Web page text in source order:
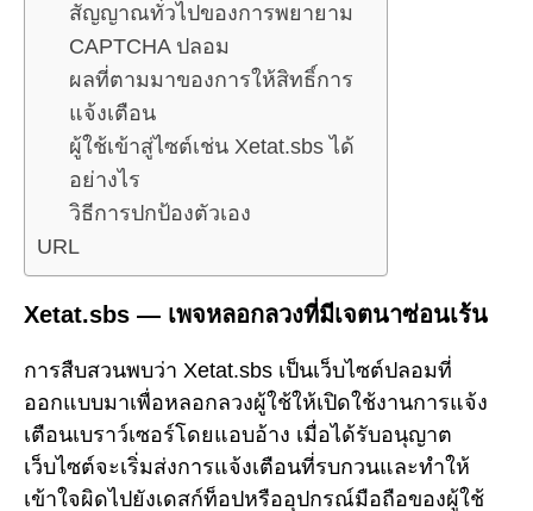
สัญญาณทั่วไปของการพยายาม
CAPTCHA ปลอม
ผลที่ตามมาของการให้สิทธิ์การ
แจ้งเตือน
ผู้ใช้เข้าสู่ไซต์เช่น Xetat.sbs ได้
อย่างไร
วิธีการปกป้องตัวเอง
URL
Xetat.sbs — เพจหลอกลวงที่มีเจตนาซ่อนเร้น
การสืบสวนพบว่า Xetat.sbs เป็นเว็บไซต์ปลอมที่
ออกแบบมาเพื่อหลอกลวงผู้ใช้ให้เปิดใช้งานการแจ้ง
เตือนเบราว์เซอร์โดยแอบอ้าง เมื่อได้รับอนุญาต
เว็บไซต์จะเริ่มส่งการแจ้งเตือนที่รบกวนและทำให้
เข้าใจผิดไปยังเดสก์ท็อปหรืออุปกรณ์มือถือของผู้ใช้